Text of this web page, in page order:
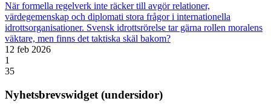
När formella regelverk inte räcker till avgör relationer,
värdegemenskap och diplomati stora frågor i internationella
idrottsorganisationer. Svensk idrottsrörelse tar gärna rollen moralens
väktare, men finns det taktiska skäl bakom?
12 feb 2026
1
35
Nyhetsbrevswidget (undersidor)